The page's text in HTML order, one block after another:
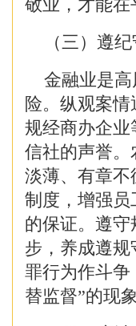
敬业，才能
（三）遵纪
金融业是高
险。纵观案
规经商办企
信社的声誉
淡薄、有章
制度，增强
的保证。遵
步，养成遵
罪行为作斗争
替监督”的现象